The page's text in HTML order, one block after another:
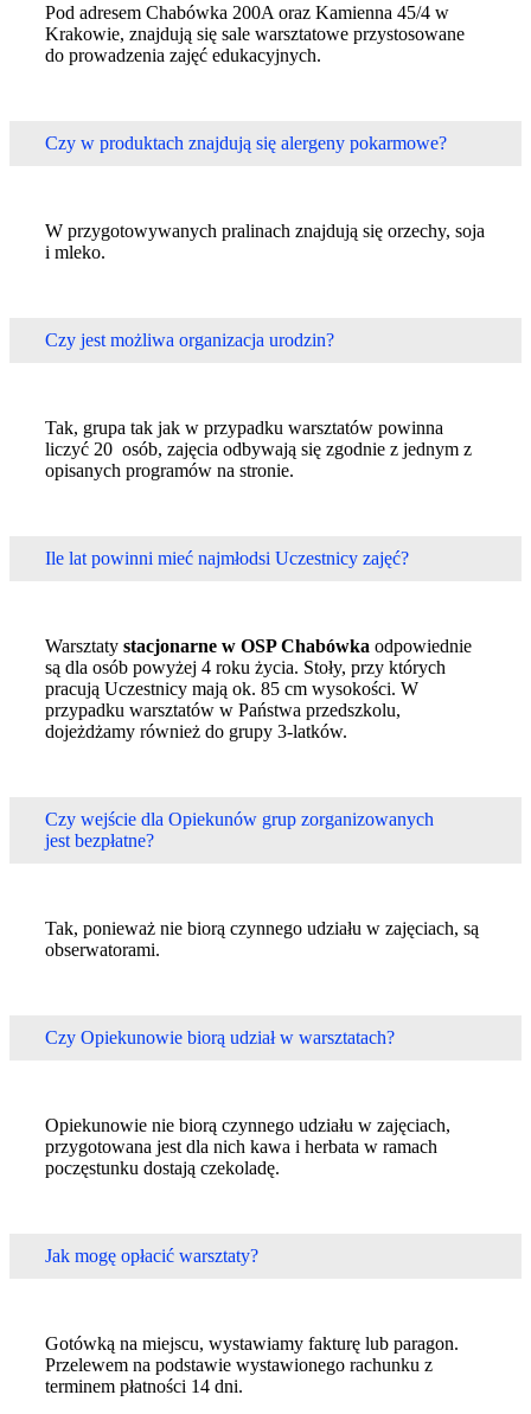
Pod adresem Chabówka 200A oraz Kamienna 45/4 w
Krakowie, znajdują się sale warsztatowe przystosowane
do prowadzenia zajęć edukacyjnych.
Czy w produktach znajdują się alergeny pokarmowe?
W przygotowywanych pralinach znajdują się orzechy, soja
i mleko.
Czy jest możliwa organizacja urodzin?
Tak, grupa tak jak w przypadku warsztatów powinna
liczyć 20 osób, zajęcia odbywają się zgodnie z jednym z
opisanych programów na stronie.
Ile lat powinni mieć najmłodsi Uczestnicy zajęć?
Warsztaty stacjonarne w OSP Chabówka odpowiednie
są dla osób powyżej 4 roku życia. Stoły, przy których
pracują Uczestnicy mają ok. 85 cm wysokości. W
przypadku warsztatów w Państwa przedszkolu,
dojeżdżamy również do grupy 3-latków.
Czy wejście dla Opiekunów grup zorganizowanych
jest bezpłatne?
Tak, ponieważ nie biorą czynnego udziału w zajęciach, są
obserwatorami.
Czy Opiekunowie biorą udział w warsztatach?
Opiekunowie nie biorą czynnego udziału w zajęciach,
przygotowana jest dla nich kawa i herbata w ramach
poczęstunku dostają czekoladę.
Jak mogę opłacić warsztaty?
Gotówką na miejscu, wystawiamy fakturę lub paragon.
Przelewem na podstawie wystawionego rachunku z
terminem płatności 14 dni.